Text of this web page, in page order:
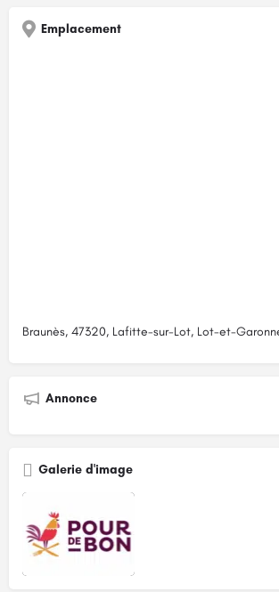
Emplacement
Braunès, 47320, Lafitte-sur-Lot, Lot-et-
Annonce
Galerie d'image